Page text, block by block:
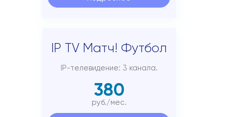
IP TV Матч! Футбол
IP-телевидение: 3 канала.
380
руб./мес.